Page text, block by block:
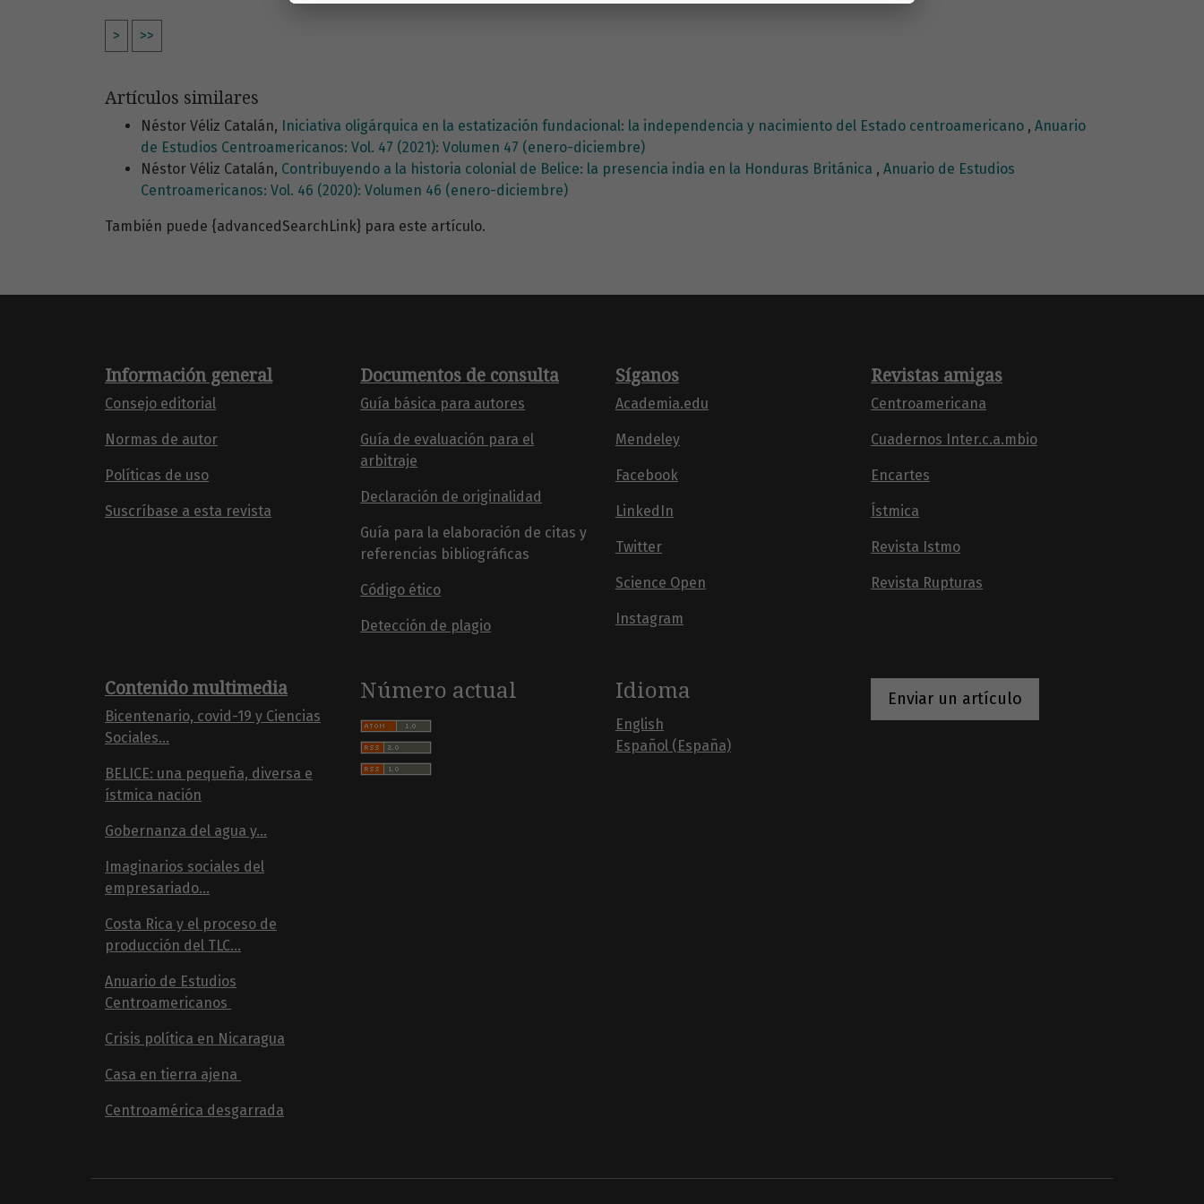
> >>
Artículos similares
Néstor Véliz Catalán, Iniciativa oligárquica en la estatización fundacional: la independencia y nacimiento del Estado centroamericano , Anuario
de Estudios Centroamericanos: Vol. 47 (2021): Volumen 47 (enero-diciembre)
Néstor Véliz Catalán, Contribuyendo a la historia colonial de Belice: la presencia india en la Honduras Británica , Anuario de Estudios
Centroamericanos: Vol. 46 (2020): Volumen 46 (enero-diciembre)
También puede {advancedSearchLink} para este artículo.
Información general
Consejo editorial
Normas de autor
Políticas de uso
Suscríbase a esta revista
Documentos de consulta
Guía básica para autores
Guía de evaluación para el
arbitraje
Declaración de originalidad
Guía para la elaboración de citas y
referencias bibliográficas
Código ético
Detección de plagio
Síganos
Academia.edu
Mendeley
Facebook
LinkedIn
Twitter
Science Open
Instagram
Revistas amigas
Centroamericana
Cuadernos Inter.c.a.mbio
Encartes
Ístmica
Revista Istmo
Revista Rupturas
Contenido multimedia
Bicentenario, covid-19 y Ciencias
Sociales...
BELICE: una pequeña, diversa e
ístmica nación
Gobernanza del agua y...
Imaginarios sociales del
empresariado...
Costa Rica y el proceso de
producción del TLC...
Anuario de Estudios
Centroamericanos
Crisis política en Nicaragua
Casa en tierra ajena
Centroamérica desgarrada
Número actual Idioma
English
Español (España)
Enviar un artículo